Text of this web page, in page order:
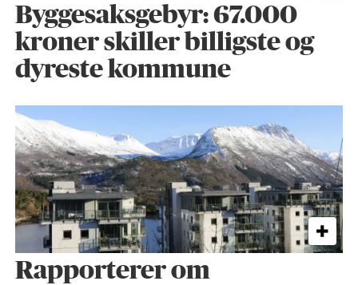
Byggesaks­gebyr: 67.000
kroner skiller billigste og
dyreste kommune
Rapporterer om